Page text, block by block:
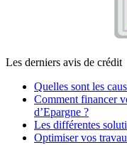
Les derniers avis de crédit
Quelles sont les
Comment financer
d’Epargne ?
Les différentes
Optimiser vos